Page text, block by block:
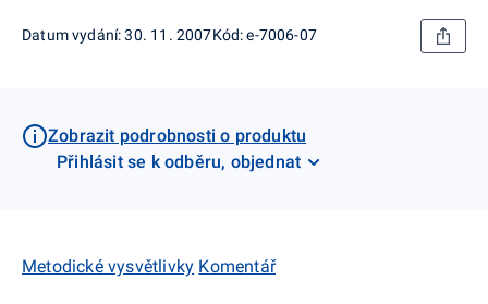
Datum vydání: 30. 11. 2007Kód: e-7006-07
Zobrazit podrobnosti o produktu
Přihlásit se k odběru, objednat
Metodické vysvětlivky Komentář